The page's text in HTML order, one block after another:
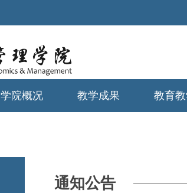
学院概况 教学成果 教育
通知公告